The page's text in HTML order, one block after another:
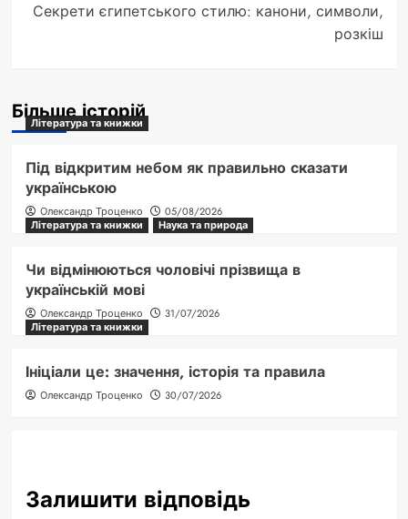
Секрети єгипетського стилю: канони, символи,
розкіш
Більше історій
Література та книжки
Під відкритим небом як правильно сказати
українською
Олександр Троценко
05/08/2026
Література та книжки
Наука та природа
Чи відмінюються чоловічі прізвища в
українській мові
Олександр Троценко
31/07/2026
Література та книжки
Ініціали це: значення, історія та правила
Олександр Троценко 30/07/2026
Залишити відповідь